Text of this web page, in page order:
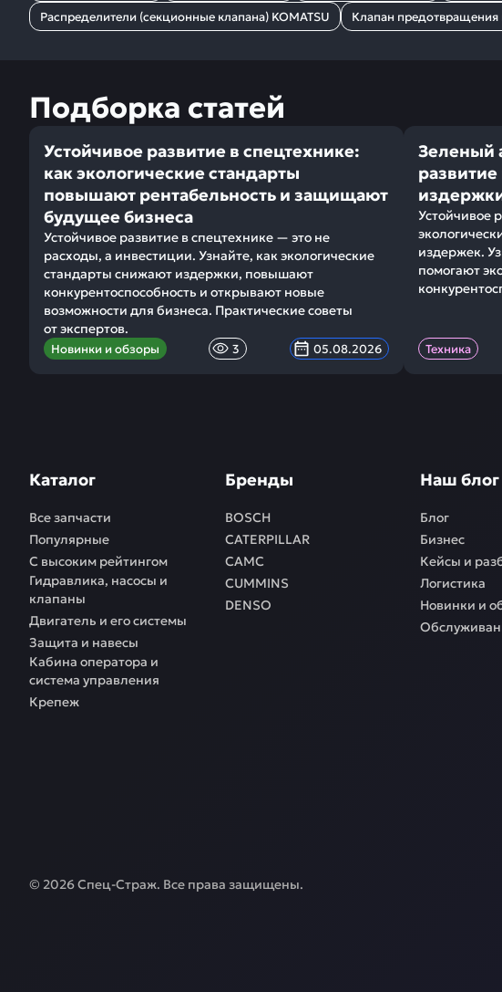
Распределители (секционные клапана) KOMATSU
Клапан предотвращения
Подборка статей
Устойчивое развитие в спецтехнике:
как экологические стандарты
повышают рентабельность и защищают
будущее бизнеса
Устойчивое развитие в спецтехнике — это не
расходы, а инвестиции. Узнайте, как экологические
стандарты снижают издержки, повышают
конкурентоспособность и открывают новые
возможности для бизнеса. Практические советы
от экспертов.
Новинки и обзоры 3 05.08.2026
Зеленый
Устойчивое
издержек.
помогают
Техника
Каталог
Все запчасти
Популярные
С высоким рейтингом
Гидравлика, насосы и
клапаны
Двигатель и его системы
Защита и навесы
Кабина оператора и
система управления
Крепеж
Бренды
BOSCH
CATERPILLAR
CAMC
CUMMINS
DENSO
Наш блог
Блог
Бизнес
Кейсы и
Логистика
Новинки и
© 2026Спец-Страж. Все права защищены.